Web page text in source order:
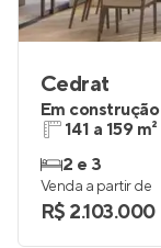
Cedrat
Em construção
141 a 159 m²
2 e 3
Venda a partir de
R$ 2.103.000